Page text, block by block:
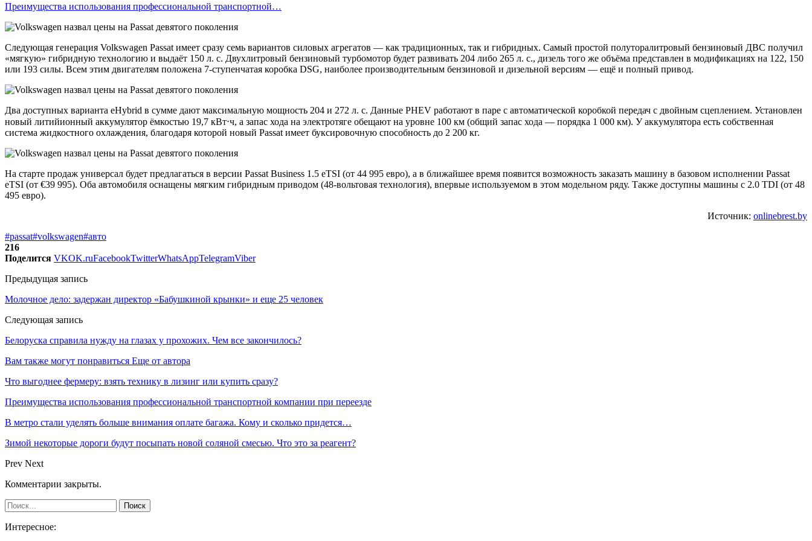
Преимущества использования профессиональной транспортной…
Следующая генерация Volkswagen Passat имеет сразу семь вариантов силовых агрегатов — как традиционных, так и гибридных. Самый простой полуторалитровый бензиновый ДВС получил
«мягкую» гибридную технологию и выдаёт 150 л. с. Двухлитровый бензиновый турбомотор будет развивать 204 либо 265 л. с., дизель того же объёма представлен в модификациях на 122, 150
или 193 силы. Всем этим двигателям положена 7-ступенчатая коробка DSG, наиболее производительным бензиновой и дизельной версиям — ещё и полный привод.
Два доступных варианта eHybrid в сумме дают максимальную мощность 204 и 272 л. с. Данные PHEV работают в паре с автоматической коробкой передач с двойным сцеплением. Установлен
новый литийионный аккумулятор ёмкостью 19,7 кВт⋅ч, а запас хода на электротяге обещают на уровне 100 км (общий запас хода — порядка 1 000 км). У аккумулятора есть собственная
система жидкостного охлаждения, благодаря которой новый Passat имеет буксировочную способность до 2 200 кг.
На старте продаж универсал будет предлагаться в версии Passat Business 1.5 eTSI (от 44 995 евро), а в ближайшее время появится возможность заказать машину в базовом исполнении Passat
eTSI (от €39 995). Оба автомобиля оснащены мягким гибридным приводом (48-вольтовая технология), впервые используемом в этом модельном ряду. Также доступны машины с 2.0 TDI (от 48
495 евро).
Источник: onlinebrest.by
#passat#volkswagen#авто
216
Поделится VKOK.ruFacebookTwitterWhatsAppTelegramViber
Предыдущая запись
Молочное дело: задержан директор «Бабушкиной крынки» и еще 25 человек
Следующая запись
Белоруска справила нужду на глазах у прохожих. Чем все закончилось?
Вам также могут понравиться Еще от автора
Что выгоднее фермеру: взять технику в лизинг или купить сразу?
Преимущества использования профессиональной транспортной компании при переезде
В метро стали уделять больше внимания оплате багажа. Кому и сколько придется…
Зимой некоторые дороги будут посыпать новой соляной смесью. Что это за реагент?
Prev Next
Комментарии закрыты.
Интересное: